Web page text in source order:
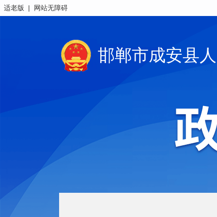
适老版 | 网站无障碍
邯郸市成安县